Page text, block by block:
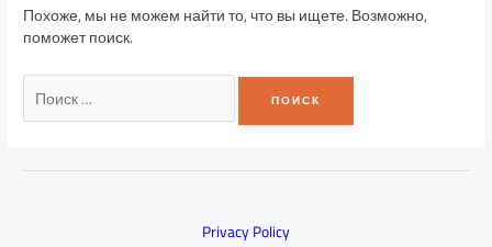
Похоже, мы не можем найти то, что вы ищете. Возможно,
поможет поиск.
Privacy Policy